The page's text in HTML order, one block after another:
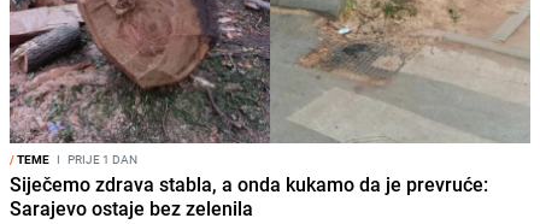
/TEME I PRIJE 1 DAN
Siječemo zdrava stabla, a onda kukamo da je prevruće:
Sarajevo ostaje bez zelenila